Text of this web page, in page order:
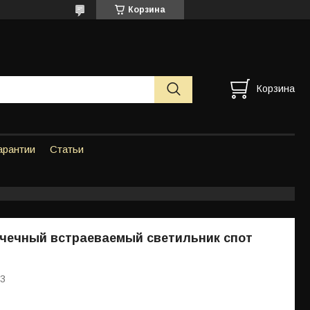
Корзина
Корзина
Статьи
встраеваемый светильник спот